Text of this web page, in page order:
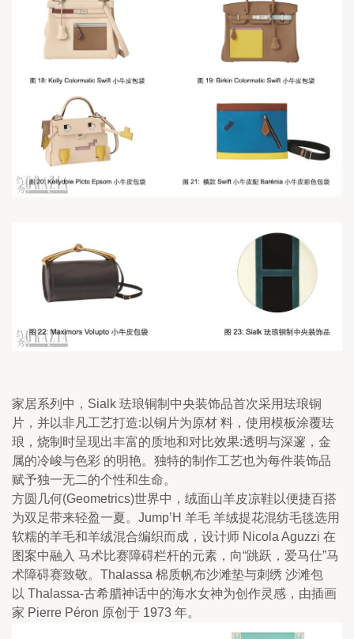
家居系列中，Sialk 珐琅铜制中央装饰品首次采用珐琅铜
片，并以非凡工艺打造:以铜片为原材 料，使用模板涂覆珐
琅，烧制时呈现出丰富的质地和对比效果:透明与深邃，金
属的冷峻与色彩 的明艳。独特的制作工艺也为每件装饰品
赋予独一无二的个性和生命。
方圆几何(Geometrics)世界中，绒面山羊皮凉鞋以便捷百搭
为双足带来轻盈一夏。Jump’H 羊毛 羊绒提花混纺毛毯选用
软糯的羊毛和羊绒混合编织而成，设计师 Nicola Aguzzi 在
图案中融入 马术比赛障碍栏杆的元素，向“跳跃，爱马仕”马
术障碍赛致敬。Thalassa 棉质帆布沙滩垫与刺绣 沙滩包
以 Thalassa-古希腊神话中的海水女神为创作灵感，由插画
家 Pierre Péron 原创于 1973 年。